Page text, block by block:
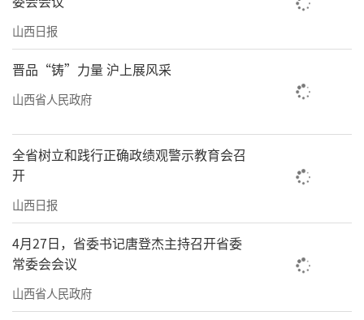
山西日报
晋品“铸”力量 沪上展风采
山西省人民政府
全省树立和践行正确政绩观警示教育会召
开
山西日报
4月27日，省委书记唐登杰主持召开省委
常委会会议
山西省人民政府